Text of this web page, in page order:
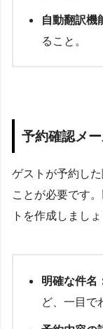
自動翻訳機
ること。
予約確認メ
ゲストが予約し
ことが必要です
トを作成しましょ
明確な件名
ど、一目で